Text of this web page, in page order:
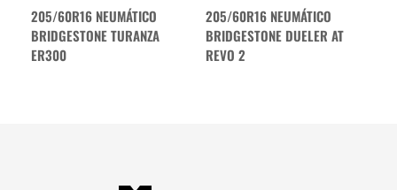
205/60R16 NEUMÁTICO
BRIDGESTONE TURANZA
ER300
205/60R16 NEUMÁTICO
BRIDGESTONE DUELER AT
REVO 2